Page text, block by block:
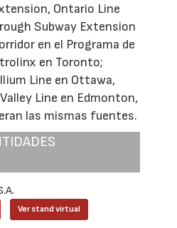
Ontario Line
Subway Extension
en el Programa de
en Toronto;
Line en Ottawa,
Line en Edmonton,
las mismas fuentes.
Ver stand virtual